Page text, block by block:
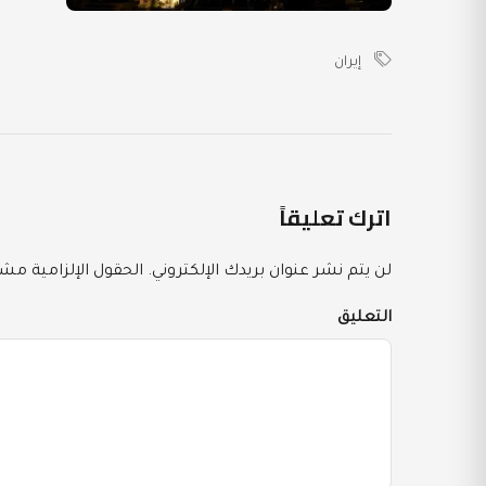
إيران
اترك تعليقاً
لن يتم نشر عنوان بريدك الإلكتروني. الحقول الإلزامية
التعليق